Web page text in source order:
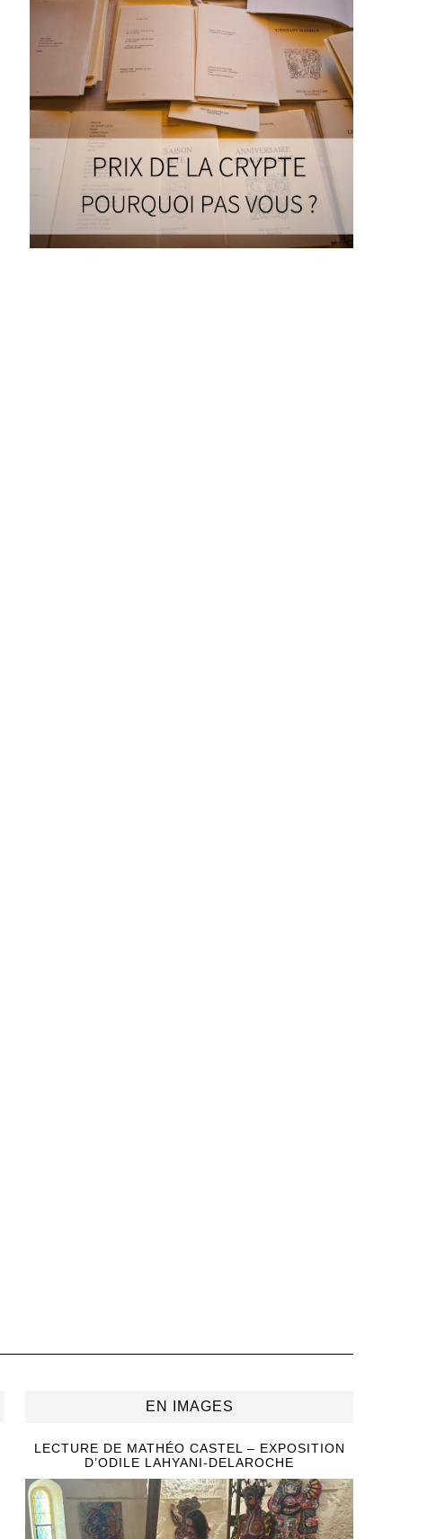
EN IMAGES
LECTURE DE MATHÉO CASTEL – EXPOSITION
D’ODILE LAHYANI-DELAROCHE